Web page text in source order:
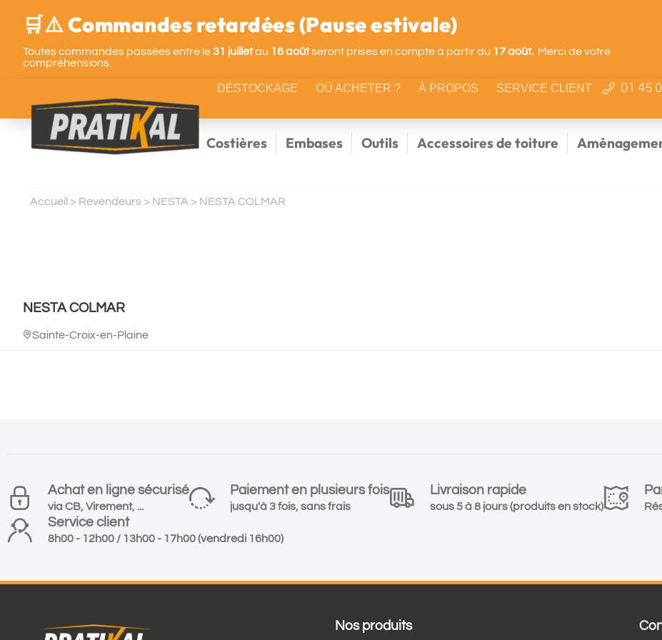
🛒⚠️ Commandes retardées (Pause estivale)
Toutes commandes passées entre le31 juilletau 16 aoûtseront prises en compte à partir du 17 août. Merci de votre
compréhensions.
DÉSTOCKAGE OÙ ACHETER ? À PROPOS SERVICE CLIENT 01 45
Costières Embases Outils Accessoires de toiture
Accueil > Revendeurs > NESTA > NESTA COLMAR
NESTA COLMAR
Sainte-Croix-en-Plaine
Achat en ligne sécurisé
via CB, Virement, ...
Paiement en plusieurs fois
jusqu'à 3 fois, sans frais
Livraison rapide
sous 5 à 8 jours (produits en stock)
Service client
8h00 - 12h00 / 13h00 - 17h00 (vendredi 16h00)
Nos produits